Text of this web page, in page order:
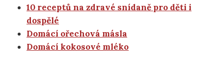
10 receptů na zdravé snídaně pro děti i
dospělé
Domácí ořechová másla
Domácí kokosové mléko